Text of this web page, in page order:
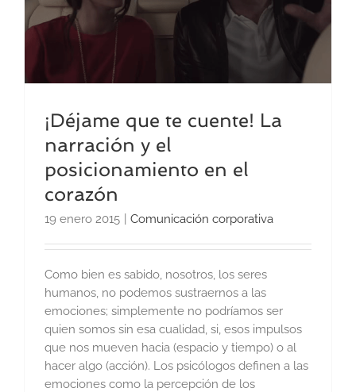
¡Déjame que te cuente! La
narración y el
posicionamiento en el
corazón
19 enero 2015 Comunicación corporativa
Como bien es sabido, nosotros, los seres
humanos, no podemos sustraernos a las
emociones; simplemente no podríamos ser
quien somos sin esa cualidad, si, esos impulsos
que nos mueven hacia (espacio y tiempo) o al
hacer algo (acción). Los psicólogos definen a las
emociones como la percepción de los